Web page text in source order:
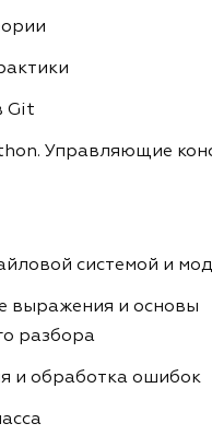
Git
Управляющие
системой и
выражения и основы
разбора
и обработка ошибок